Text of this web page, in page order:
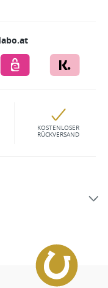
KOSTENLOSER
RÜCKVERSAND